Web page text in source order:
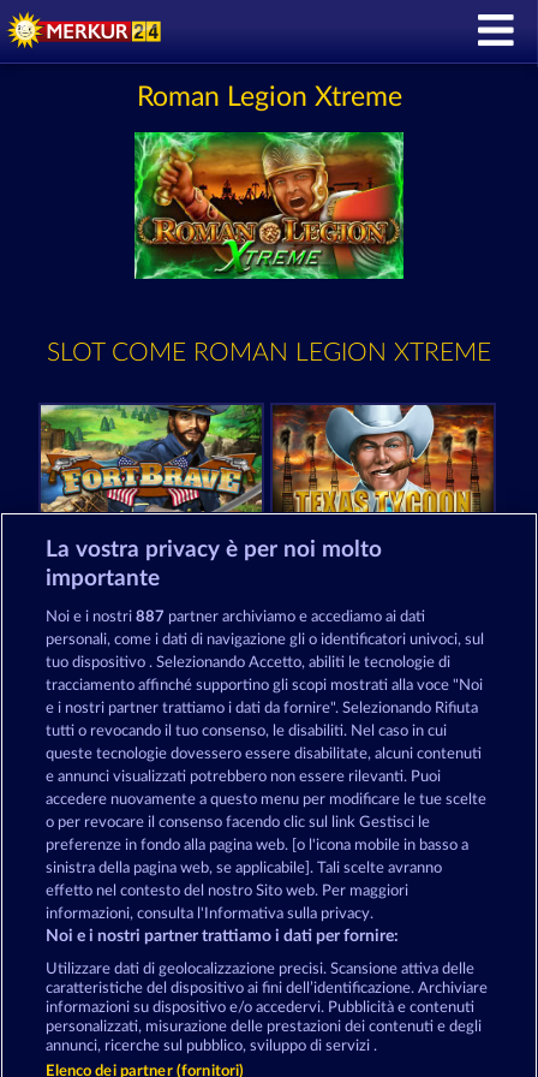
Roman Legion Xtreme
SLOT COME ROMAN LEGION XTREME
Fort Brave Texas Tycoon
Blitz Coins Dead Legion
Termini e condizioni
Informativa sulla privacy Note legali
Società FAQ Facebook
Invia richiesta di recesso
La vostra privacy è per noi molto
importante
Noi e i nostri887 partner archiviamo e accediamo ai dati
personali, come i dati di navigazione gli o identificatori univoci, sul
tuo dispositivo . Selezionando Accetto, abiliti le tecnologie di
tracciamento affinché supportino gli scopi mostrati alla voce "Noi
e i nostri partner trattiamo i dati da fornire". Selezionando Rifiuta
tutti o revocando il tuo consenso, le disabiliti. Nel caso in cui
queste tecnologie dovessero essere disabilitate, alcuni contenuti
e annunci visualizzati potrebbero non essere rilevanti. Puoi
accedere nuovamente a questo menu per modificare le tue scelte
o per revocare il consenso facendo clic sul link Gestisci le
preferenze in fondo alla pagina web. [o l'icona mobile in basso a
sinistra della pagina web, se applicabile]. Tali scelte avranno
effetto nel contesto del nostro Sito web. Per maggiori
informazioni, consulta l'Informativa sulla privacy.
Noi e i nostri partner trattiamo i dati per fornire:
Utilizzare dati di geolocalizzazione precisi. Scansione attiva delle
caratteristiche del dispositivo ai fini dell’identificazione. Archiviare
informazioni su dispositivo e/o accedervi. Pubblicità e contenuti
personalizzati, misurazione delle prestazioni dei contenuti e degli
annunci, ricerche sul pubblico, sviluppo di servizi .
Elenco dei partner (fornitori)